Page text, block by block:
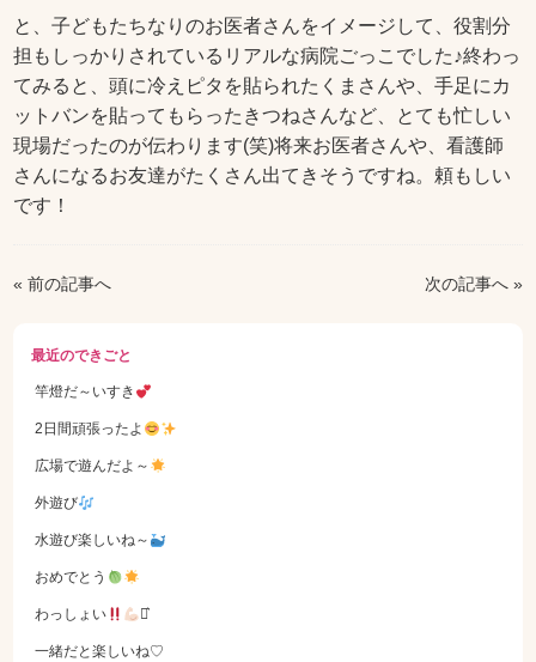
と、子どもたちなりのお医者さんをイメージして、役割分
担もしっかりされているリアルな病院ごっこでした♪終わっ
てみると、頭に冷えピタを貼られたくまさんや、手足にカ
ットバンを貼ってもらったきつねさんなど、とても忙しい
現場だったのが伝わります(笑)将来お医者さんや、看護師
さんになるお友達がたくさん出てきそうですね。頼もしい
です！
« 前の記事へ 次の記事へ »
最近のできごと
竿燈だ～いすき
2日間頑張ったよ
広場で遊んだよ～
外遊び
水遊び楽しいね～
おめでとう
わっしょい ⋆͛
一緒だと楽しいね♡